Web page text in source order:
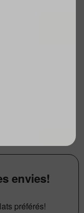
envies!
préférés!